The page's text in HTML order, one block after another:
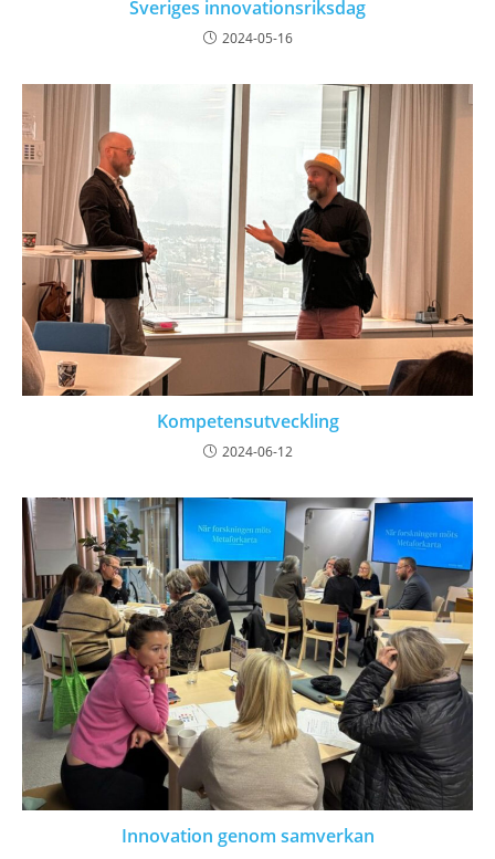
Sveriges innovationsriksdag
2024-05-16
Kompetensutveckling
2024-06-12
Innovation genom samverkan